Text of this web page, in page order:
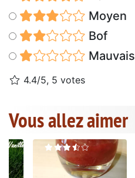
Moyen
Bof
Mauvais
4.4/5, 5 votes
Vous allez aimer